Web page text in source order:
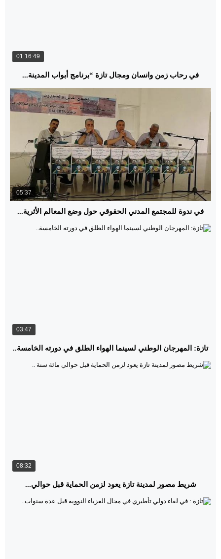
01:16:49
في رحاب زمن وانسان ومجال تازة “برنامج أبواب المدينة...
05:37
في ندوة للمجتمع المدني الحقوقي حول وضع المعالم الأثرية...
03:47
تازة: المهرجان الوطني لسينما الهواء الطلق في دورته الخامسة..
08:32
شريط مصور لمدينة تازة يعود لزمن الحماية قبل حوالي...